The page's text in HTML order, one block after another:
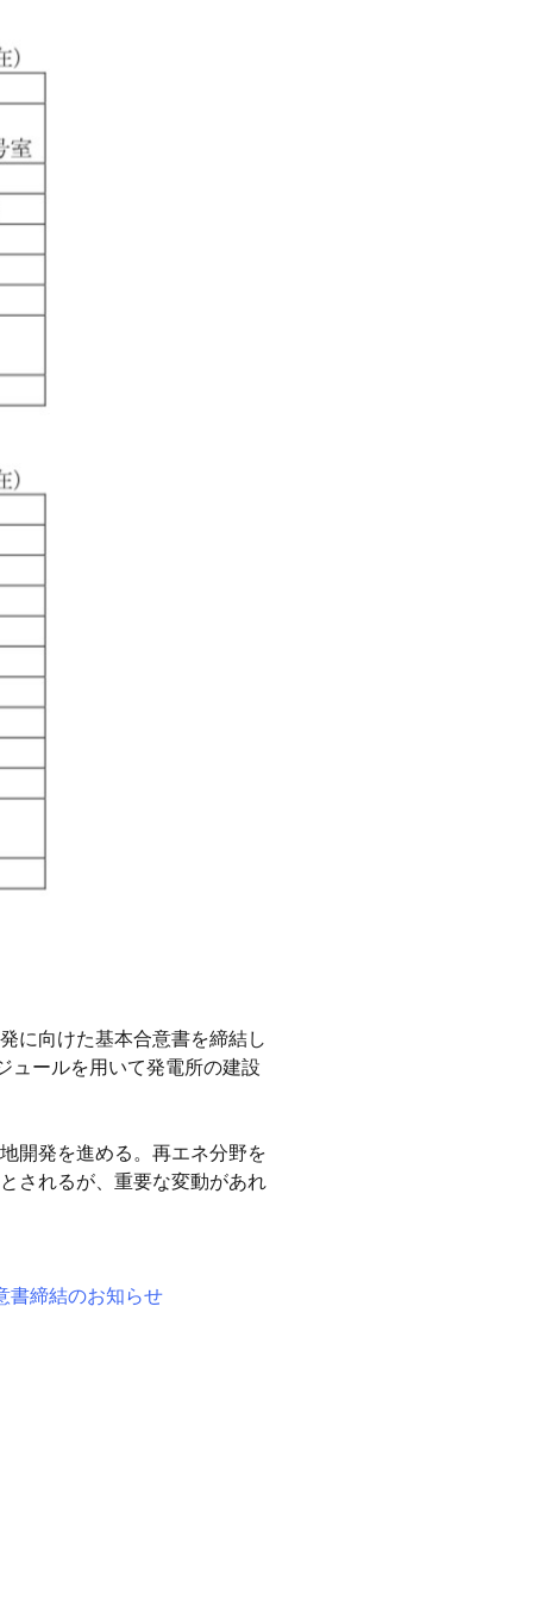
に向けた基本合意書を締結し
ュールを用いて発電所の建設
開発を進める。再エネ分野を
されるが、重要な変動があれ
書締結のお知らせ